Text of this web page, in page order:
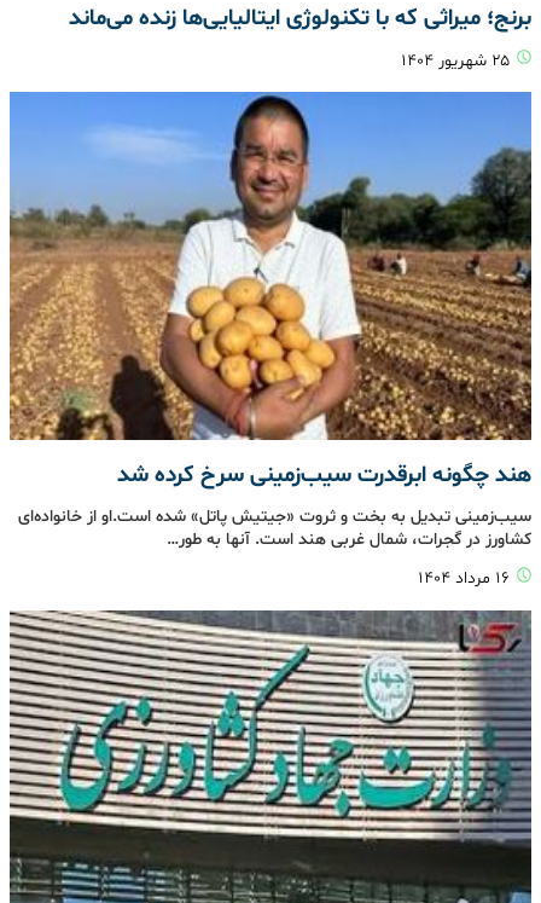
برنج؛ میراثی که با تکنولوژی ایتالیایی‌ها زنده می‌ماند
۲۵ شهریور ۱۴۰۴
هند چگونه ابرقدرت سیب‌زمینی سرخ کرده شد
سیب‌زمینی تبدیل به بخت و ثروت «جیتیش پاتل» شده است.او از خانواده‌ای
کشاورز در گجرات، شمال غربی هند است. آنها به طور…